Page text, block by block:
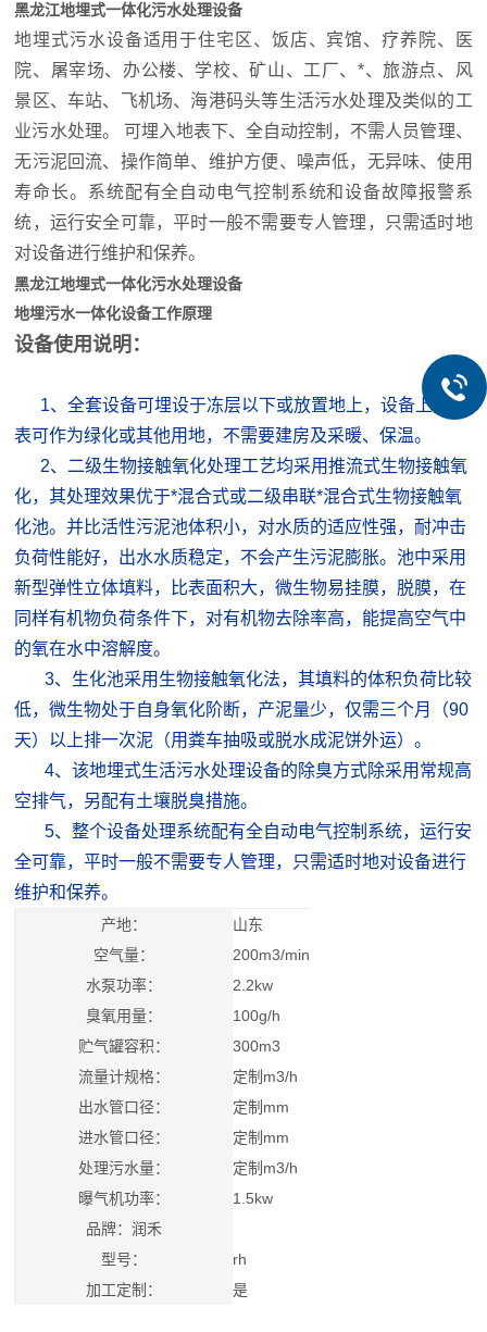
黑龙江地埋式一体化污水处理设备
地埋式污水设备适用于住宅区、饭店、宾馆、疗养院、医
院、屠宰场、办公楼、学校、矿山、工厂、*、旅游点、风
景区、车站、飞机场、海港码头等生活污水处理及类似的工
业污水处理。 可埋入地表下、全自动控制，不需人员管理、
无污泥回流、操作简单、维护方便、噪声低，无异味、使用
寿命长。系统配有全自动电气控制系统和设备故障报警系
统，运行安全可靠，平时一般不需要专人管理，只需适时地
对设备进行维护和保养。
黑龙江地埋式一体化污水处理设备
地埋污水一体化设备工作原理
设备使用说明：
1、全套设备可埋设于冻层以下或放置地上，设备上方地
表可作为绿化或其他用地，不需要建房及采暖、保温。
2、二级生物接触氧化处理工艺均采用推流式生物接触氧
化，其处理效果优于*混合式或二级串联*混合式生物接触氧
化池。并比活性污泥池体积小，对水质的适应性强，耐冲击
负荷性能好，出水水质稳定，不会产生污泥膨胀。池中采用
新型弹性立体填料，比表面积大，微生物易挂膜，脱膜，在
同样有机物负荷条件下，对有机物去除率高，能提高空气中
的氧在水中溶解度。
3、生化池采用生物接触氧化法，其填料的体积负荷比较
低，微生物处于自身氧化阶断，产泥量少，仅需三个月（90
天）以上排一次泥（用粪车抽吸或脱水成泥饼外运）。
4、该地埋式生活污水处理设备的除臭方式除采用常规高
空排气，另配有土壤脱臭措施。
5、整个设备处理系统配有全自动电气控制系统，运行安
全可靠，平时一般不需要专人管理，只需适时地对设备进行
维护和保养。
产地：
山东
空气量：
200m3/min
水泵功率：
2.2kw
臭氧用量：
100g/h
贮气罐容积：
300m3
流量计规格：
定制m3/h
出水管口径：
定制mm
进水管口径：
定制mm
处理污水量：
定制m3/h
曝气机功率：
1.5kw
品牌：润禾
型号：
rh
加工定制：
是